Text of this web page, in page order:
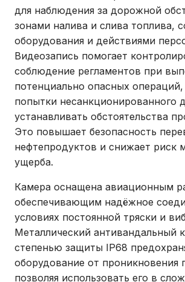
для наблюдения за дорожной
зонами налива и слива топлива,
оборудования и действиями
Видеозапись помогает
соблюдение регламентов при
потенциально опасных
попытки несанкционированного
устанавливать обстоятельства
Это повышает безопасность
нефтепродуктов и снижает риск
ущерба.
Камера оснащена авиационным
обеспечивающим надёжное
условиях постоянной тряски и
Металлический антивандальный
степенью защиты IP68
оборудование от проникновения
позволяя использовать его в